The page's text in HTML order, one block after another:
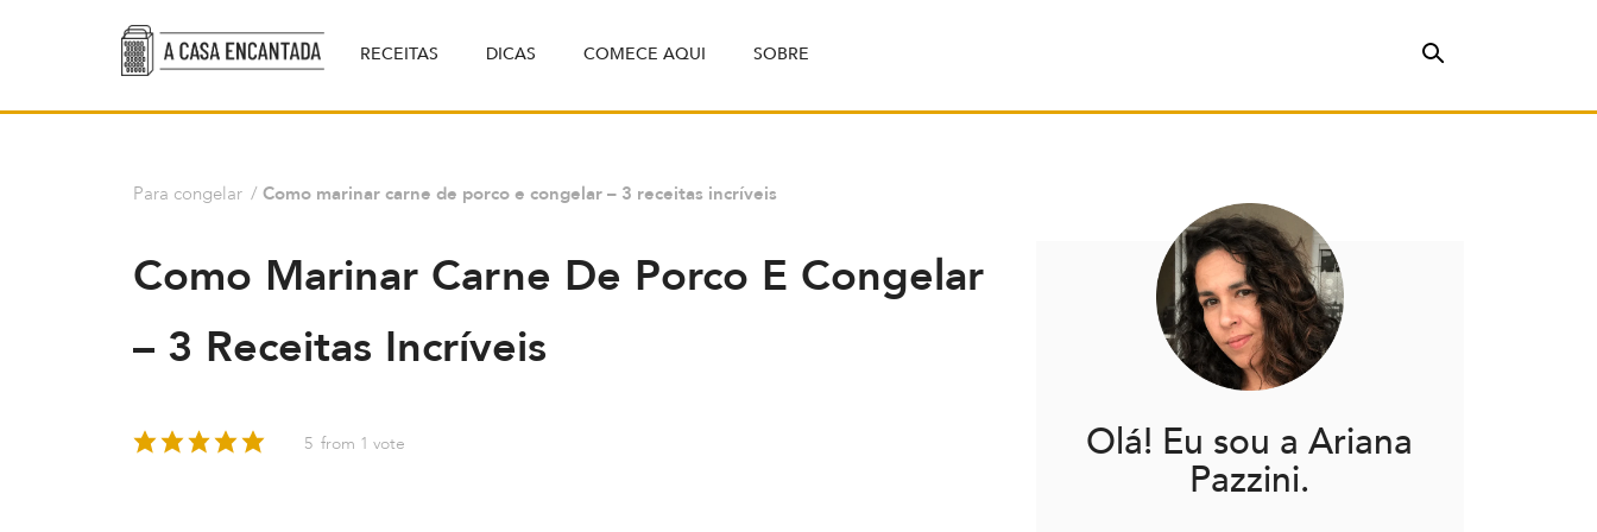
RECEITAS DICAS COMECE AQUI SOBRE
Para congelar / Como marinar carne de porco e congelar – 3 receitas incríveis
Como Marinar Carne De Porco E Congelar
– 3 Receitas Incríveis
5 from 1 vote Olá! Eu sou a Ariana
Pazzini.